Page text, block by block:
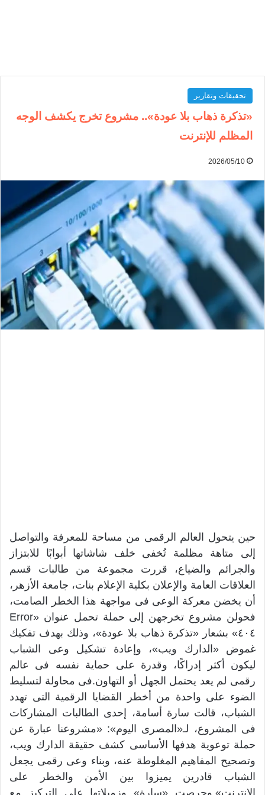
تحقيقات وتقارير
«تذكرة ذهاب بلا عودة».. مشروع تخرج يكشف الوجه
المظلم للإنترنت
2026/05/10
حين يتحول العالم الرقمى من مساحة للمعرفة والتواصل
إلى متاهة مظلمة تُخفى خلف شاشاتها أبوابًا للابتزاز
والجرائم والضياع، قررت مجموعة من طالبات قسم
العلاقات العامة والإعلان بكلية الإعلام بنات، جامعة الأزهر،
أن يخضن معركة الوعى فى مواجهة هذا الخطر الصامت،
فحولن مشروع تخرجهن إلى حملة تحمل عنوان «Error
٤٠٤» بشعار «تذكرة ذهاب بلا عودة»، وذلك بهدف تفكيك
غموض «الدارك ويب»، وإعادة تشكيل وعى الشباب
ليكون أكثر إدراكًا، وقدرة على حماية نفسه فى عالم
رقمى لم يعد يحتمل الجهل أو التهاون.فى محاولة لتسليط
الضوء على واحدة من أخطر القضايا الرقمية التى تهدد
الشباب، قالت سارة أسامة، إحدى الطالبات المشاركات
فى المشروع، لـ«المصرى اليوم»: «مشروعنا عبارة عن
حملة توعوية هدفها الأساسى كشف حقيقة الدارك ويب،
وتصحيح المفاهيم المغلوطة عنه، وبناء وعى رقمى يجعل
الشباب قادرين يميزوا بين الأمن والخطر على
الإنترنت».وحرصت «سارة» وزميلاتها على التركيز مع